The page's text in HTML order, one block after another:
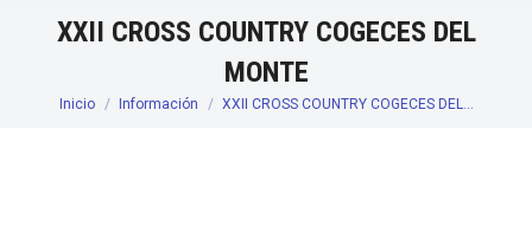
XXII CROSS COUNTRY COGECES DEL
MONTE
Estás aquí:
Inicio Información XXII CROSS COUNTRY COGECES DEL…